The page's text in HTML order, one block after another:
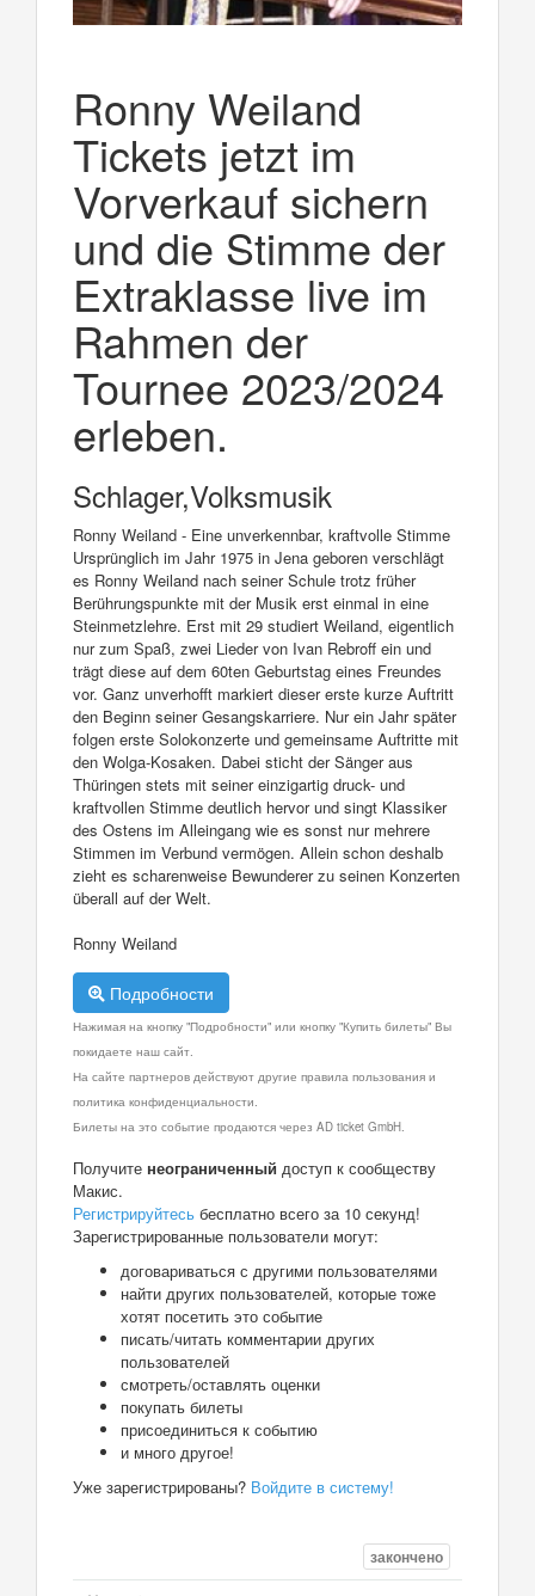
Ronny Weiland
Tickets jetzt im
Vorverkauf sichern
und die Stimme der
Extraklasse live im
Rahmen der
Tournee 2023/2024
erleben.
Schlager,Volksmusik
Ronny Weiland - Eine unverkennbar, kraftvolle Stimme
Ursprünglich im Jahr 1975 in Jena geboren verschlägt
es Ronny Weiland nach seiner Schule trotz früher
Berührungspunkte mit der Musik erst einmal in eine
Steinmetzlehre. Erst mit 29 studiert Weiland, eigentlich
nur zum Spaß, zwei Lieder von Ivan Rebroff ein und
trägt diese auf dem 60ten Geburtstag eines Freundes
vor. Ganz unverhofft markiert dieser erste kurze Auftritt
den Beginn seiner Gesangskarriere. Nur ein Jahr später
folgen erste Solokonzerte und gemeinsame Auftritte mit
den Wolga-Kosaken. Dabei sticht der Sänger aus
Thüringen stets mit seiner einzigartig druck- und
kraftvollen Stimme deutlich hervor und singt Klassiker
des Ostens im Alleingang wie es sonst nur mehrere
Stimmen im Verbund vermögen. Allein schon deshalb
zieht es scharenweise Bewunderer zu seinen Konzerten
überall auf der Welt.
Ronny Weiland
Подробности
Нажимая на кнопку "Подробности" или кнопку "Купить билеты" Вы
покидаете наш сайт.
На сайте партнеров действуют другие правила пользования и
политика конфиденциальности.
Билеты на это событие продаются через AD ticket GmbH.
Получите неограниченный доступ к сообществу
Макис.
Регистрируйтесь бесплатно всего за 10 секунд!
Зарегистрированные пользователи могут:
договариваться с другими пользователями
найти других пользователей, которые тоже
хотят посетить это событие
писать/читать комментарии других
пользователей
смотреть/оставлять оценки
покупать билеты
присоединиться к событию
и много другое!
Уже зарегистрированы? Войдите в систему!
закончено